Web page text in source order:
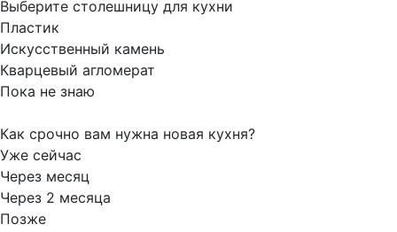
Выберите столешницу для кухни
Пластик
Искусственный камень
Кварцевый агломерат
Пока не знаю
Как срочно вам нужна новая кухня?
Уже сейчас
Через месяц
Через 2 месяца
Позже